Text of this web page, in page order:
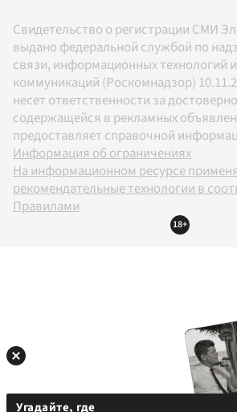
Свидетельство о регистрации СМИ
выдано федеральной службой по
связи, информационных технологий
коммуникаций (Роскомнадзор)
несет ответственности за
содержащейся в рекламных
предоставляет справочной
Информация об ограничениях
На информационном ресурсе
рекомендательные технологии в
Правилами
18+
Угадайте, где